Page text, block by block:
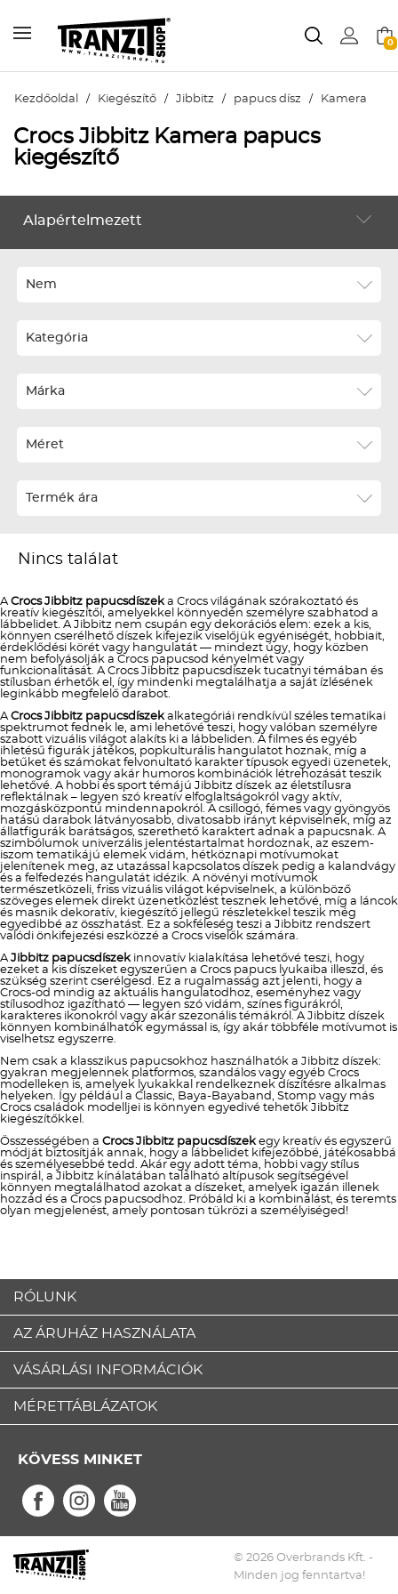
0
Kezdőoldal / Kiegészítő / Jibbitz / papucs dísz / Kamera
Crocs Jibbitz Kamera papucs
kiegészítő
KIEGÉSZÍTŐ
Alapértelmezett
Alapértelmezett
Legújabbak
Ár szerint növekvő
Téli termékek előre ár szerint növekvő
Nem
Kategória
Márka
Méret
Termék ára
Nincs találat
ACrocs Jibbitz papucsdíszeka Crocs világának szórakoztató és
kreatív kiegészítői, amelyekkel könnyedén személyre szabhatod a
lábbelidet. A Jibbitz nem csupán egy dekorációs elem: ezek a kis,
könnyen cserélhető díszek kifejezik viselőjük egyéniségét, hobbiait,
érdeklődési körét vagy hangulatát — mindezt úgy, hogy közben
nem befolyásolják a Crocs papucsod kényelmét vagy
funkcionalitását. A Crocs Jibbitz papucsdíszek tucatnyi témában és
stílusban érhetők el, így mindenki megtalálhatja a saját ízlésének
leginkább megfelelő darabot.
ACrocs Jibbitz papucsdíszekalkategóriái rendkívül széles tematikai
spektrumot fednek le, ami lehetővé teszi, hogy valóban személyre
szabott vizuális világot alakíts ki a lábbeliden. A filmes és egyéb
ihletésű figurák játékos, popkulturális hangulatot hoznak, míg a
betűket és számokat felvonultató karakter típusok egyedi üzenetek,
monogramok vagy akár humoros kombinációk létrehozását teszik
lehetővé. A hobbi és sport témájú Jibbitz díszek az életstílusra
reflektálnak – legyen szó kreatív elfoglaltságokról vagy aktív,
mozgásközpontú mindennapokról. A csillogó, fémes vagy gyöngyös
hatású darabok látványosabb, divatosabb irányt képviselnek, míg az
állatfigurák barátságos, szerethető karaktert adnak a papucsnak. A
szimbólumok univerzális jelentéstartalmat hordoznak, az eszem-
iszom tematikájú elemek vidám, hétköznapi motívumokat
jelenítenek meg, az utazással kapcsolatos díszek pedig a kalandvágy
és a felfedezés hangulatát idézik. A növényi motívumok
természetközeli, friss vizuális világot képviselnek, a különböző
szöveges elemek direkt üzenetközlést tesznek lehetővé, míg a láncok
és masnik dekoratív, kiegészítő jellegű részletekkel teszik még
egyedibbé az összhatást. Ez a sokféleség teszi a Jibbitz rendszert
valódi önkifejezési eszközzé a Crocs viselők számára.
AJibbitz papucsdíszekinnovatív kialakítása lehetővé teszi, hogy
ezeket a kis díszeket egyszerűen a Crocs papucs lyukaiba illeszd, és
szükség szerint cserélgesd. Ez a rugalmasság azt jelenti, hogy a
Crocs-od mindig az aktuális hangulatodhoz, eseményhez vagy
stílusodhoz igazítható — legyen szó vidám, színes figurákról,
karakteres ikonokról vagy akár szezonális témákról. A Jibbitz díszek
könnyen kombinálhatók egymással is, így akár többféle motívumot is
viselhetsz egyszerre.
Nem csak a klasszikus papucsokhoz használhatók a Jibbitz díszek:
gyakran megjelennek platformos, szandálos vagy egyéb Crocs
modelleken is, amelyek lyukakkal rendelkeznek díszítésre alkalmas
helyeken. Így például a Classic, Baya-Bayaband, Stomp vagy más
Crocs családok modelljei is könnyen egyedivé tehetők Jibbitz
kiegészítőkkel.
Összességében a Crocs Jibbitz papucsdíszekegy kreatív és egyszerű
módját biztosítják annak, hogy a lábbelidet kifejezőbbé, játékosabbá
és személyesebbé tedd. Akár egy adott téma, hobbi vagy stílus
inspirál, a Jibbitz kínálatában található altípusok segítségével
könnyen megtalálhatod azokat a díszeket, amelyek igazán illenek
hozzád és a Crocs papucsodhoz. Próbáld ki a kombinálást, és teremts
olyan megjelenést, amely pontosan tükrözi a személyiséged!
RÓLUNK
AZ ÁRUHÁZ HASZNÁLATA
VÁSÁRLÁSI INFORMÁCIÓK
MÉRETTÁBLÁZATOK
KÖVESS MINKET
© 2026 Overbrands Kft. -
Minden jog fenntartva!